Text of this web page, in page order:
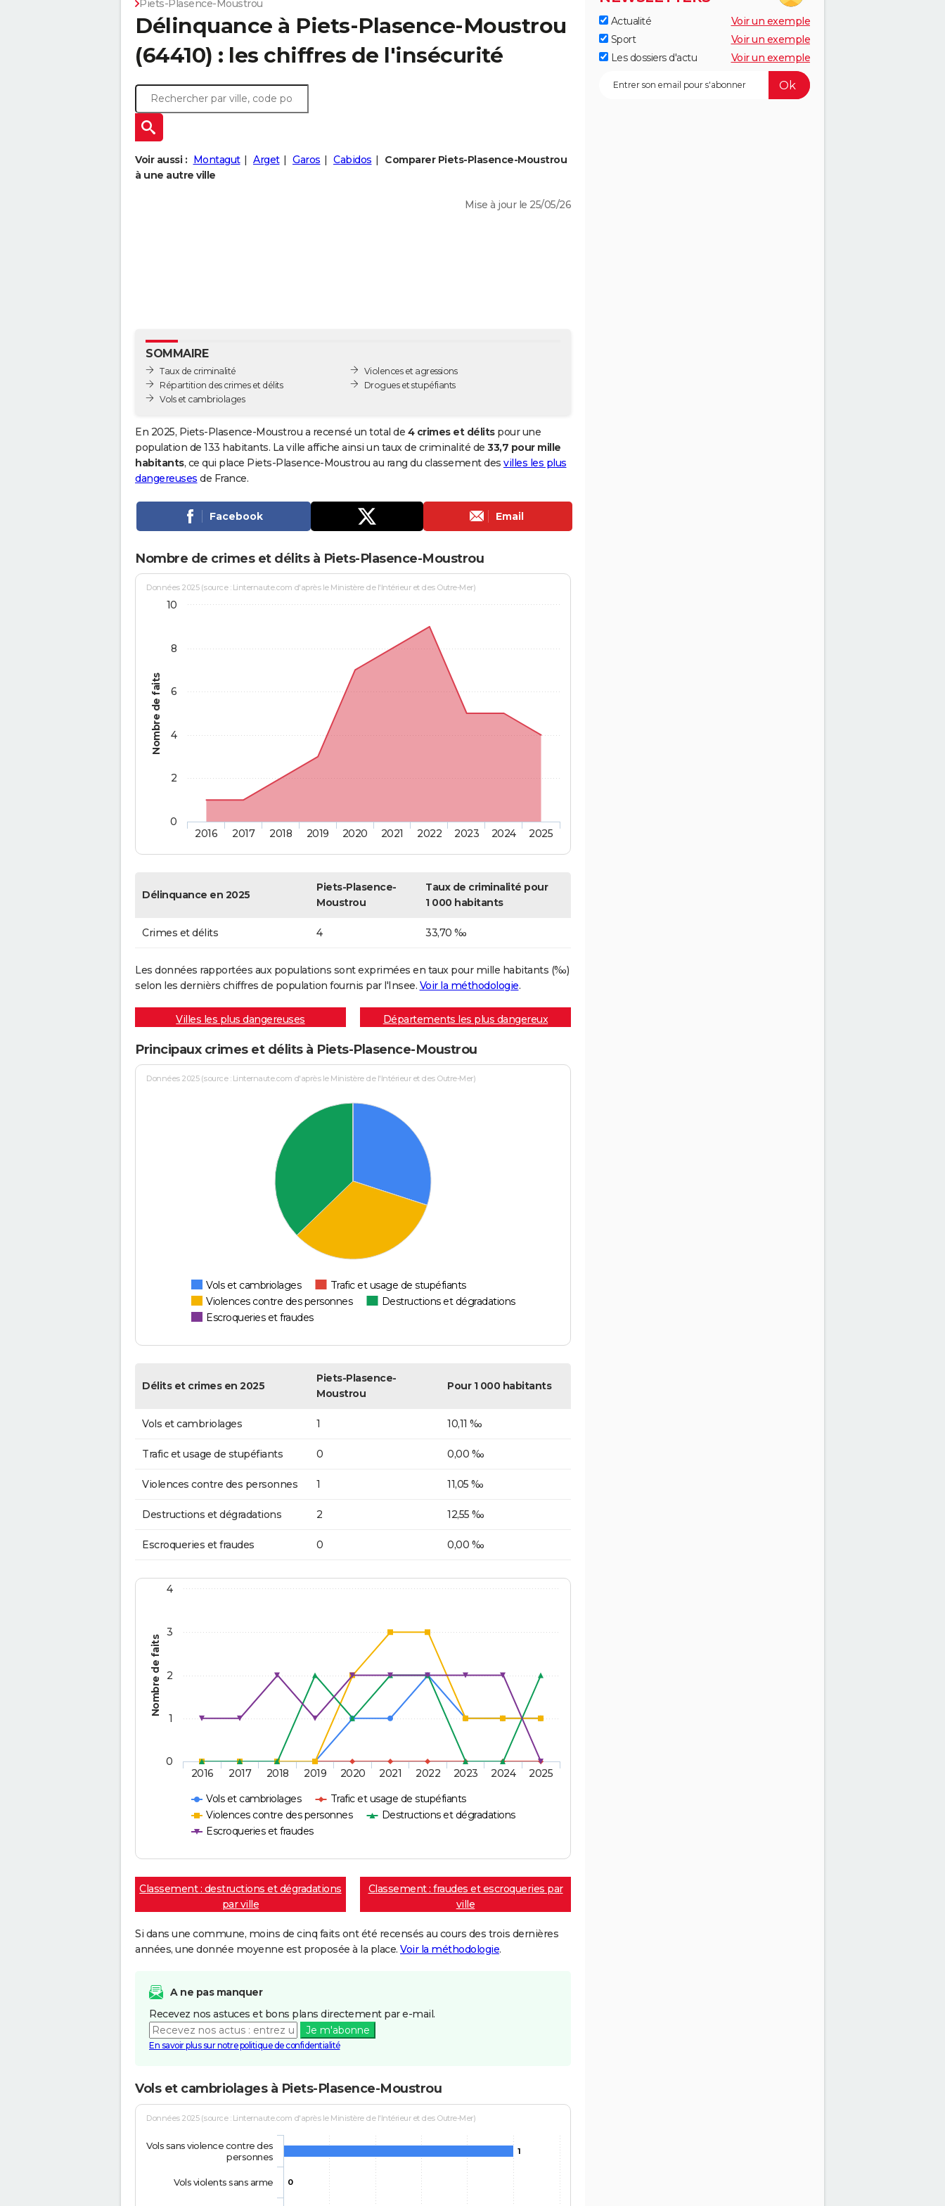
Piets-Plasence-Moustrou
Délinquance à Piets-Plasence-Moustrou
(64410) : les chiffres de l'insécurité
Voir aussi : Montagut Arget Garos Cabidos
Comparer Piets-Plasence-Moustrou
à une autre ville
Mise à jour le 25/05/26
SOMMAIRE
Taux de criminalité
Répartition des crimes et délits
Vols et cambriolages
Violences et agressions
Drogues et stupéfiants
En 2025, Piets-Plasence-Moustrou a recensé un total de 4 crimes et délitspour une
population de 133 habitants. La ville affiche ainsi un taux de criminalité de 33,7 pour mille
habitants, ce qui place Piets-Plasence-Moustrou au rang du classement des villes les plus
dangereuses de France.
Facebook Email
Nombre de crimes et délits à Piets-Plasence-Moustrou
Nombre de faits
Données 2025 (source : Linternaute.com d'après le Ministère de l'Intérieur et des Outre-Mer)
2016 2017 2018 2019 2020 2021 2022 2023 2024 2025
0
2
4
6
8
10
Délinquance en 2025
Piets-Plasence-
Moustrou
Taux de criminalité pour
1 000 habitants
Crimes et délits 4 33,70 ‰
Les données rapportées aux populations sont exprimées en taux pour mille habitants (‰)
selon les dernièrs chiffres de population fournis par l'Insee. Voir la méthodologie.
Villes les plus dangereuses Départements les plus dangereux
Principaux crimes et délits à Piets-Plasence-Moustrou
Données 2025 (source : Linternaute.com d'après le Ministère de l'Intérieur et des Outre-Mer)
Vols et cambriolages
Trafic et usage de stupéfiants
Violences contre des personnes
Destructions et dégradations
Escroqueries et fraudes
Délits et crimes en 2025
Piets-Plasence-
Moustrou
Pour 1 000 habitants
Vols et cambriolages 1 10,11 ‰
Trafic et usage de stupéfiants 0 0,00 ‰
Violences contre des personnes 1 11,05 ‰
Destructions et dégradations 2 12,55 ‰
Escroqueries et fraudes 0 0,00 ‰
Nombre de faits
Vols et cambriolages
Trafic et usage de stupéfiants
Violences contre des personnes
Destructions et dégradations
Escroqueries et fraudes
2016 2017 2018 2019 2020 2021 2022 2023 2024 2025
0
1
2
3
4
Classement : destructions et dégradations
par ville
Classement : fraudes et escroqueries par
ville
Si dans une commune, moins de cinq faits ont été recensés au cours des trois dernières
années, une donnée moyenne est proposée à la place. Voir la méthodologie.
A ne pas manquer
Recevez nos astuces et bons plans directement par e-mail.
Je m'abonne
En savoir plus sur notre politique de confidentialité
Vols et cambriolages à Piets-Plasence-Moustrou
Données 2025 (source : Linternaute.com d'après le Ministère de l'Intérieur et des Outre-Mer)
1
0
Vols sans violence contre des
personnes
Vols violents sans arme
Actualité
Voir un exemple
Sport
Voir un exemple
Les dossiers d'actu
Voir un exemple